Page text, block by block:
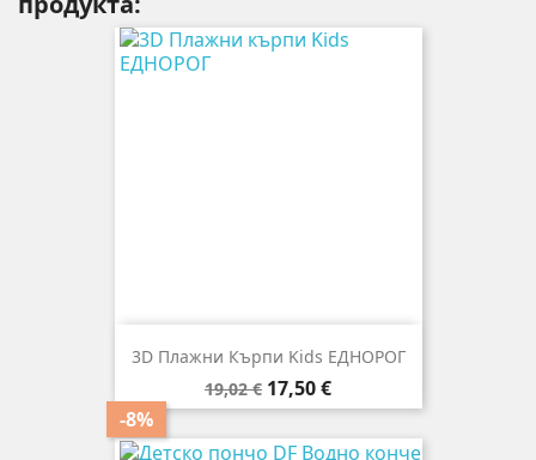
3D Плажни Кърпи Kids ЕДНОРОГ
Редовна
цена
19,02 €
-8%
Цена
17,50 €